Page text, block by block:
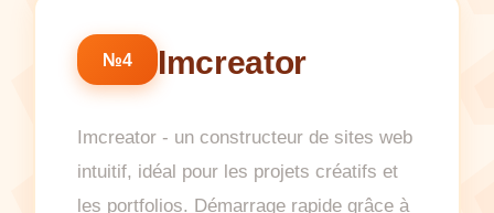
№4 Imcreator
Imcreator - un constructeur de sites web
intuitif, idéal pour les projets créatifs et
les portfolios. Démarrage rapide grâce à